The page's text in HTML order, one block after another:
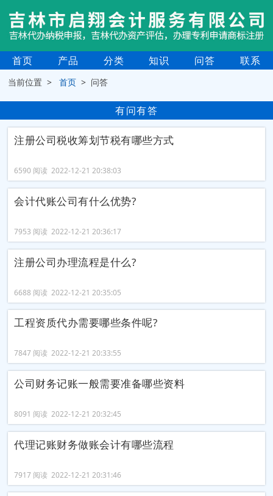
首页 产品 分类 知识 问答 联系
当前位置 >首页 > 问答
有问有答
注册公司税收筹划节税有哪些方式
6590 阅读 2022-12-21 20:38:03
会计代账公司有什么优势?
7953 阅读 2022-12-21 20:36:17
注册公司办理流程是什么?
6688 阅读 2022-12-21 20:35:05
工程资质代办需要哪些条件呢?
7847 阅读 2022-12-21 20:33:55
公司财务记账一般需要准备哪些资料
8091 阅读 2022-12-21 20:32:45
代理记账财务做账会计有哪些流程
7917 阅读 2022-12-21 20:31:46